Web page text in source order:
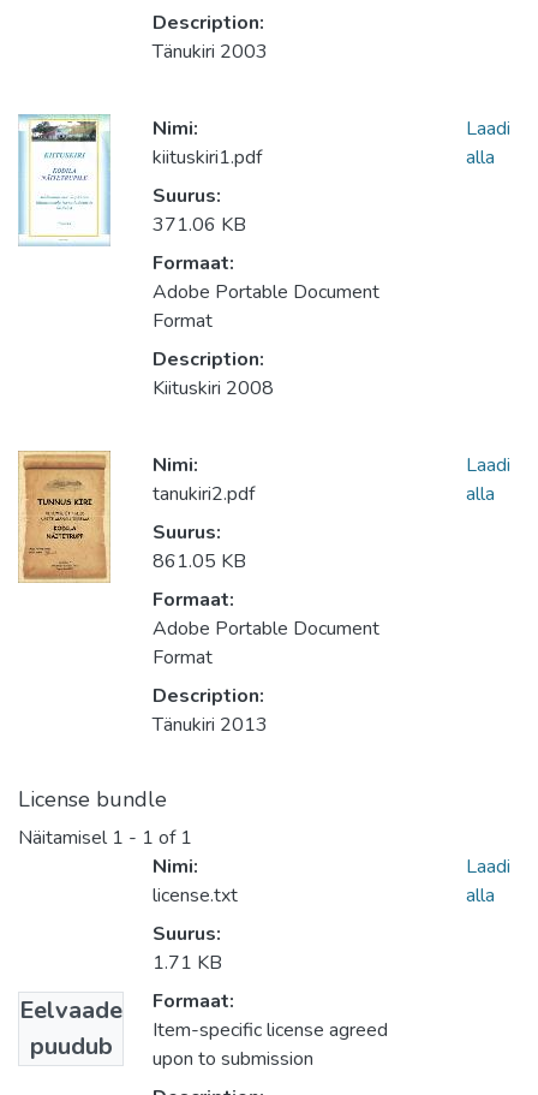
Description:
Tänukiri 2003
Nimi:
kiituskiri1.pdf
Suurus:
371.06 KB
Formaat:
Adobe Portable Document
Format
Description:
Kiituskiri 2008
Laadi
alla
Nimi:
tanukiri2.pdf
Suurus:
861.05 KB
Formaat:
Adobe Portable Document
Format
Description:
Tänukiri 2013
Laadi
alla
License bundle
Näitamisel 1 - 1 of 1
Eelvaade
puudub
Nimi:
license.txt
Suurus:
1.71 KB
Formaat:
Item-specific license agreed
upon to submission
Laadi
alla